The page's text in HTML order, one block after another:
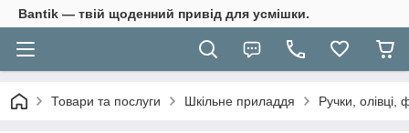
Bantik — твій щоденний привід для усмішки.
Товари та послуги Шкільне приладдя Ручки,